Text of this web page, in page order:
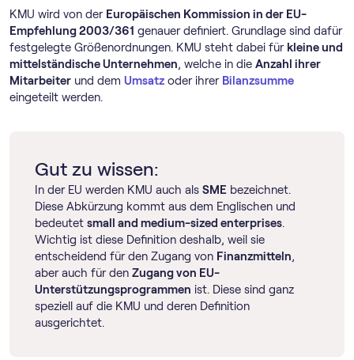
KMU wird von der Europäischen Kommission in der EU-
Empfehlung 2003/361 genauer definiert. Grundlage sind dafür
festgelegte Größenordnungen. KMU steht dabei für kleine und
mittelständische Unternehmen, welche in die Anzahl ihrer
Mitarbeiter und dem Umsatz oder ihrer Bilanzsumme
eingeteilt werden.
Gut zu wissen:
In der EU werden KMU auch als SME bezeichnet.
Diese Abkürzung kommt aus dem Englischen und
bedeutet small and medium-sized enterprises.
Wichtig ist diese Definition deshalb, weil sie
entscheidend für den Zugang von Finanzmitteln,
aber auch für den Zugang von EU-
Unterstützungsprogrammen ist. Diese sind ganz
speziell auf die KMU und deren Definition
ausgerichtet.